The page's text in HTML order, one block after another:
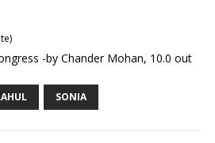
-by Chander Mohan, 10.0 out
SONIA